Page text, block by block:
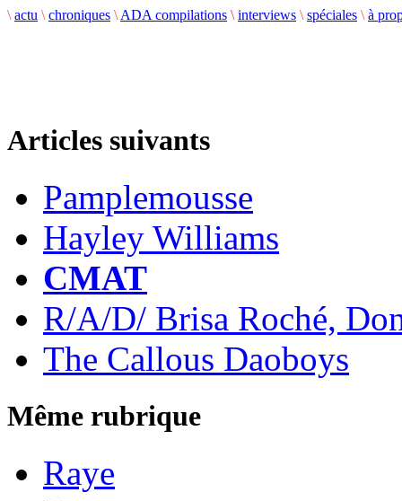
\ actu \ chroniques \ ADA compilations \ interviews \ spéciales \ à
Articles suivants
Pamplemousse
Hayley Williams
CMAT
R/A/D/ Brisa Roché,
The Callous Daoboys
Même rubrique
Raye